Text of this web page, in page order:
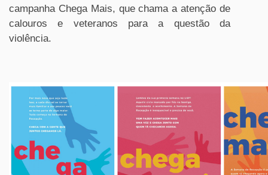
campanha Chega Mais, que chama a atenção de
calouros e veteranos para a questão da
violência.